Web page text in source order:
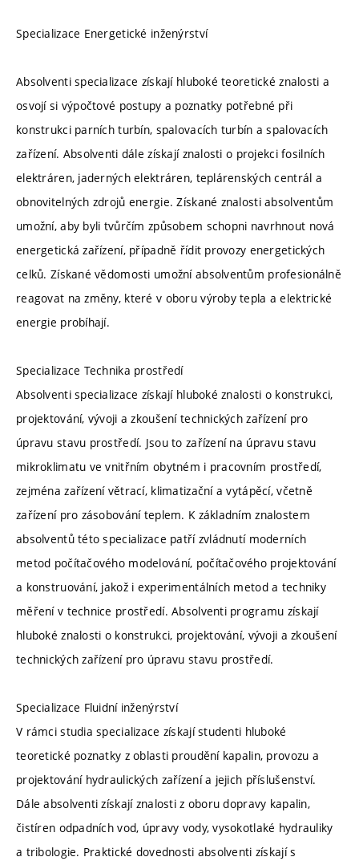
Specializace Energetické inženýrství
Absolventi specializace získají hluboké teoretické znalosti a
osvojí si výpočtové postupy a poznatky potřebné při
konstrukci parních turbín, spalovacích turbín a spalovacích
zařízení. Absolventi dále získají znalosti o projekci fosilních
elektráren, jaderných elektráren, teplárenských centrál a
obnovitelných zdrojů energie. Získané znalosti absolventům
umožní, aby byli tvůrčím způsobem schopni navrhnout nová
energetická zařízení, případně řídit provozy energetických
celků. Získané vědomosti umožní absolventům profesionálně
reagovat na změny, které v oboru výroby tepla a elektrické
energie probíhají.
Specializace Technika prostředí
Absolventi specializace získají hluboké znalosti o konstrukci,
projektování, vývoji a zkoušení technických zařízení pro
úpravu stavu prostředí. Jsou to zařízení na úpravu stavu
mikroklimatu ve vnitřním obytném i pracovním prostředí,
zejména zařízení větrací, klimatizační a vytápěcí, včetně
zařízení pro zásobování teplem. K základním znalostem
absolventů této specializace patří zvládnutí moderních
metod počítačového modelování, počítačového projektování
a konstruování, jakož i experimentálních metod a techniky
měření v technice prostředí. Absolventi programu získají
hluboké znalosti o konstrukci, projektování, vývoji a zkoušení
technických zařízení pro úpravu stavu prostředí.
Specializace Fluidní inženýrství
V rámci studia specializace získají studenti hluboké
teoretické poznatky z oblasti proudění kapalin, provozu a
projektování hydraulických zařízení a jejich příslušenství.
Dále absolventi získají znalosti z oboru dopravy kapalin,
čistíren odpadních vod, úpravy vody, vysokotlaké hydrauliky
a tribologie. Praktické dovednosti absolventi získají s